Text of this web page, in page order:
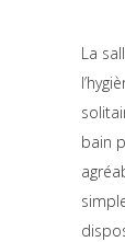
La
bain